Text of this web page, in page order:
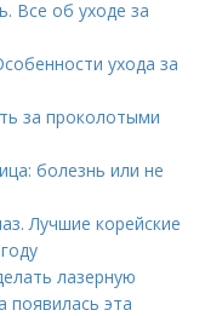
Все об уходе за
ухода за
за проколотыми
болезнь или не
Лучшие корейские
лазерную
появилась эта